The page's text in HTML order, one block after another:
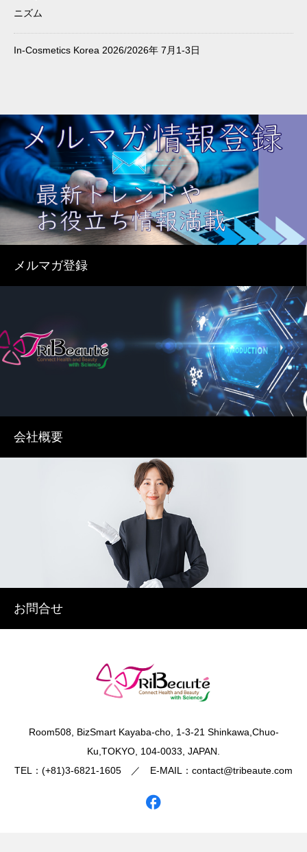
ニズム
In-Cosmetics Korea 2026/2026年 7月1-3日
メルマガ登録
会社概要
お問合せ
​Room508, BizSmart Kayaba-cho, 1-3-21 Shinkawa,Chuo-
Ku,TOKYO, 104-0033, JAPAN.
TEL：(+81)3-6821-1605 ／ E-MAIL：contact@tribeaute.com